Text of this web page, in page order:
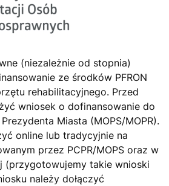
(niezależnie od stopnia)
ze środków PFRON
rehabilitacyjnego. Przed
wniosek o dofinansowanie do
Miasta (MOPS/MOPR).
online lub tradycyjnie na
przez PCPR/MOPS oraz w
(przygotowujemy takie wnioski
należy dołączyć